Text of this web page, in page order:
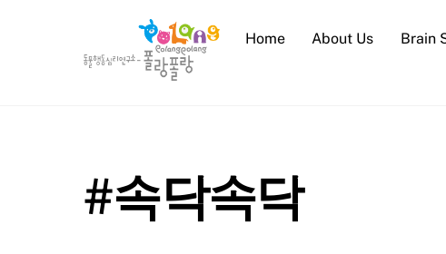
Home About Us Brain
#속닥속닥